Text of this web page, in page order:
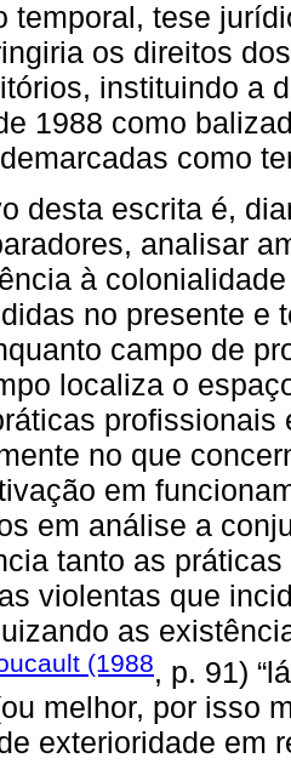
temporal, tese
os direitos
instituindo a
1988 como
como
desta escrita é,
analisar
à
no presente e
campo de
localiza o
profissionais
no que
em
em análise a
tanto as
violentas que
as
(1988, p. 91)
melhor, por isso
exterioridade em